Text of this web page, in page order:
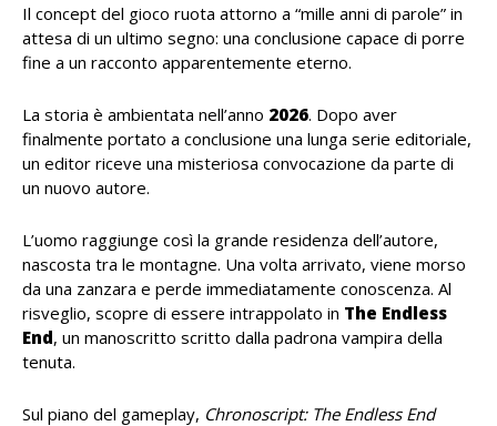
Il concept del gioco ruota attorno a “mille anni di parole” in
attesa di un ultimo segno: una conclusione capace di porre
fine a un racconto apparentemente eterno.
La storia è ambientata nell’anno 2026. Dopo aver
finalmente portato a conclusione una lunga serie editoriale,
un editor riceve una misteriosa convocazione da parte di
un nuovo autore.
L’uomo raggiunge così la grande residenza dell’autore,
nascosta tra le montagne. Una volta arrivato, viene morso
da una zanzara e perde immediatamente conoscenza. Al
risveglio, scopre di essere intrappolato in The Endless
End, un manoscritto scritto dalla padrona vampira della
tenuta.
Sul piano del gameplay, Chronoscript: The Endless End